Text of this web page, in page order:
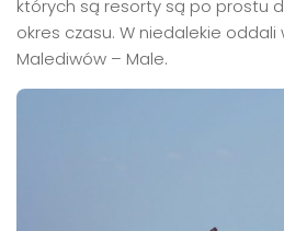
których są resorty są po prostu
okres czasu. W niedalekie
Malediwów – Male.